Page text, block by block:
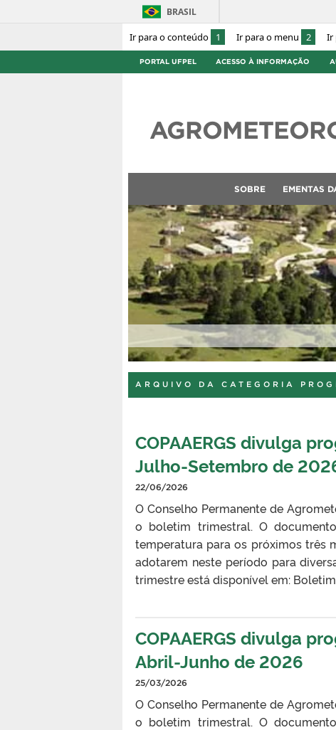
Ir para o conteúdo 1 Ir para o menu 2 Ir
BRASIL
PORTAL UFPEL ACESSO À INFORMAÇÃO
SOBRE EMENTAS
ARQUIVO DA CATEGORIA
COPAAERGS divulga
Julho-Setembro de
22/06/2026
O Conselho Permanente de
o boletim trimestral. O
temperatura para os próximos três
adotarem neste período para
trimestre está disponível em: Boletim
COPAAERGS divulga
Abril-Junho de 2026
25/03/2026
O Conselho Permanente de
o boletim trimestral. O